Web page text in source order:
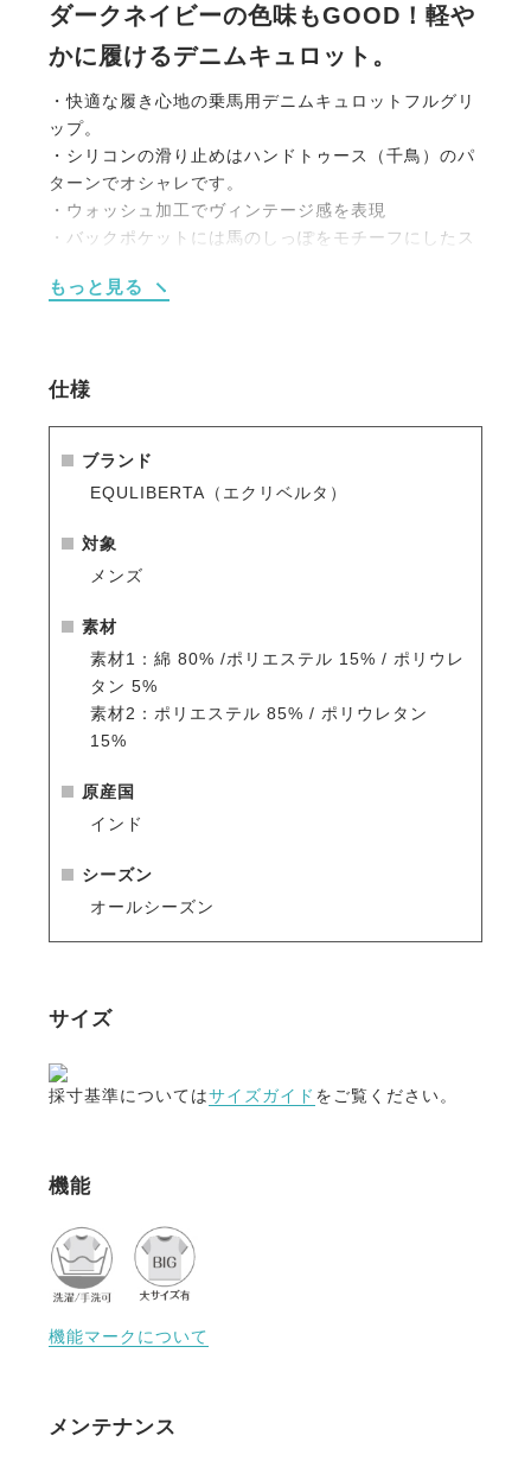
ダークネイビーの色味もGOOD！軽や
かに履けるデニムキュロット。
・快適な履き心地の乗馬用デニムキュロットフルグリ
ップ。
・シリコンの滑り止めはハンドトゥース（千鳥）のパ
ターンでオシャレです。
・ウォッシュ加工でヴィンテージ感を表現
・バックポケットには馬のしっぽをモチーフにしたス
・軽くて通気性や伸縮性のよい素材で快適です。
もっと見る
仕様
ブランド
EQULIBERTA（エクリベルタ）
対象
メンズ
素材
素材1：綿 80% /ポリエステル 15% / ポリウレ
タン 5%
素材2：ポリエステル 85% / ポリウレタン
15%
原産国
インド
シーズン
オールシーズン
サイズ
採寸基準についてはサイズガイド をご覧ください。
機能
機能マークについて
メンテナンス